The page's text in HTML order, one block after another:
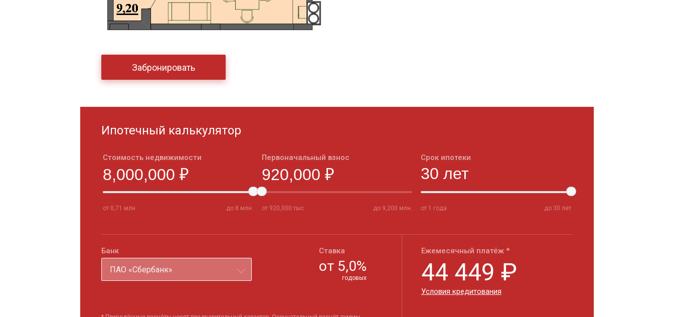
Забронировать
Ипотечный калькулятор
Стоимость недвижимости
от 0,71 млн. до 8 млн.
Первоначальный взнос
от 920,000 тыс до 9,200 млн.
Срок ипотеки
от 1 года до 30 лет
Банк
ПАО «Сбербанк»
Ставка
от 5,0%
годовых
Ежемесячный платёж *
44 449 ₽
Условия кредитования